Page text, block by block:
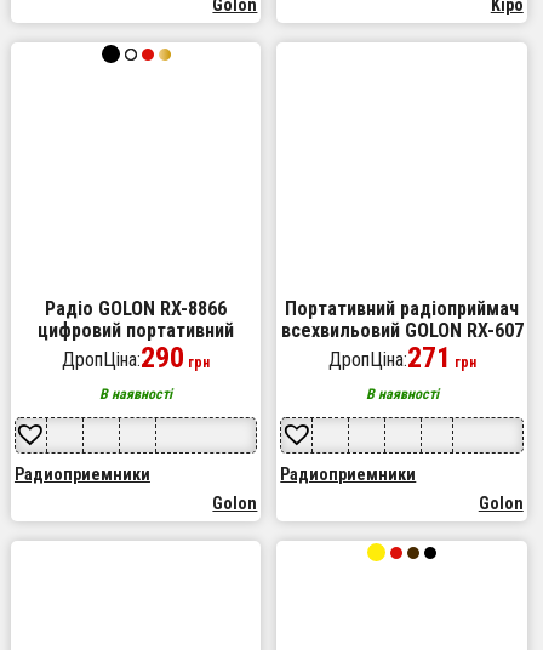
Golon Kipo
Радіо GOLON RX-8866
цифровий портативний
радіоприймач із ліхтариком
функцією PowerBank. Колір:
чорний
ДропЦіна:290 грн
В наявності
Радиоприемники
Golon
Портативний радіоприймач
всехвильовий GOLON RX-607
AC, переносний приймач
FM, FM-приймачі
ДропЦіна:271 грн
В наявності
Радиоприемники
Golon